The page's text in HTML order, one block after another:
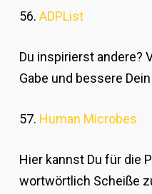
56. ADPList
Du inspirierst andere?
Gabe und bessere
57. Human Microbes
Hier kannst Du für die
wortwörtlich Scheiße